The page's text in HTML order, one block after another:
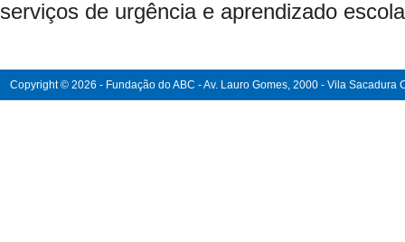
serviços de urgência e aprendizado
Copyright © 2026 - Fundação do ABC - Av. Lauro Gomes, 2000 - Vila